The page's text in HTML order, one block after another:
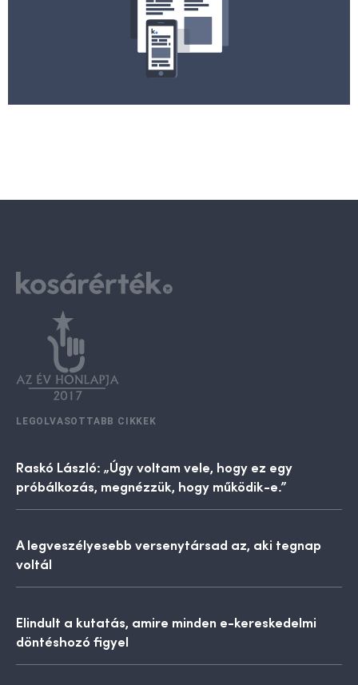
LEGOLVASOTTABB CIKKEK
Raskó László: „Úgy voltam vele, hogy ez egy
próbálkozás, megnézzük, hogy működik-e.”
A legveszélyesebb versenytársad az, aki tegnap
voltál
Elindult a kutatás, amire minden e-kereskedelmi
döntéshozó figyel